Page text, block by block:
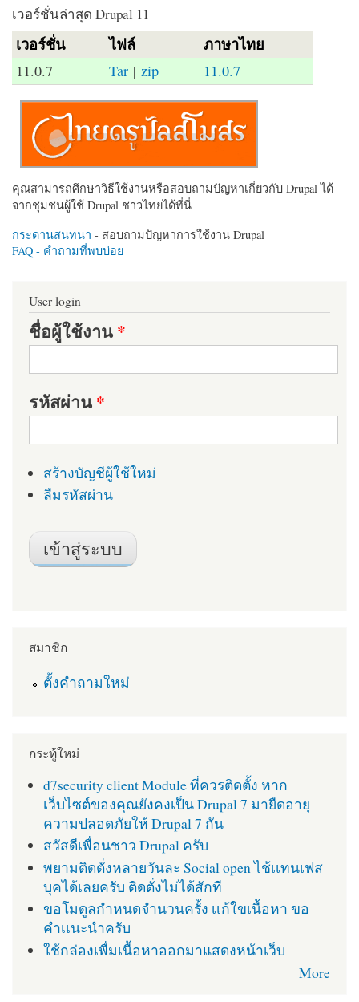
เวอร์ชั่นล่าสุด Drupal 11
เวอร์ชั่น ไฟล์ ภาษาไทย
11.0.7 Tar | zip 11.0.7
คุณสามารถศึกษาวิธีใช้งานหรือสอบถามปัญหาเกี่ยวกับ Drupal ได้
จากชุมชนผู้ใช้ Drupal ชาวไทยได้ที่นี่
กระดานสนทนา - สอบถามปัญหาการใช้งาน Drupal
FAQ - คำถามที่พบบ่อย
User login
ชื่อผู้ใช้งาน*
รหัสผ่าน*
สร้างบัญชีผู้ใช้ใหม่
ลืมรหัสผ่าน
สมาชิก
ตั้งคำถามใหม่
กระทู้ใหม่
d7security client Module ที่ควรติดตั้ง หาก
เว็บไซต์ของคุณยังคงเป็น Drupal 7 มายืดอายุ
ความปลอดภัยให้ Drupal 7 กัน
สวัสดีเพื่อนชาว Drupal ครับ
พยามติดตั่งหลายวันละ Social open ไช้เเทนเฟส
บุคได้เลยครับ ติดตั่งไม่ได้สักที
ขอโมดูลกำหนดจำนวนครั้ง เเก้ใขเนื้อหา ขอ
คำเเนะนำครับ
ใช้กล่องเพื่มเนื้อหาออกมาแสดงหน้าเว็บ
More